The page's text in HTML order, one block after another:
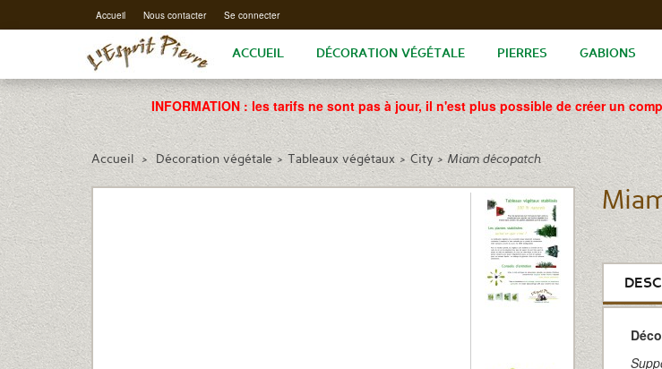
Accueil Nous contacter Se connecter
ACCUEIL DÉCORATION VÉGÉTALE PIERRES GABIONS
INFORMATION : les tarifs ne sont pas à jour, il n'est plus possible de créer un
Accueil > Décoration végétale > Tableaux végétaux > City > Miam décopatch